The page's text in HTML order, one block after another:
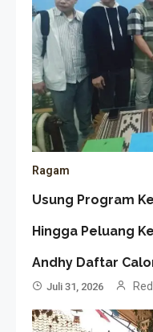
Ragam
Usung Program
Hingga Peluang
Andhy Daftar
Juli 31, 2026